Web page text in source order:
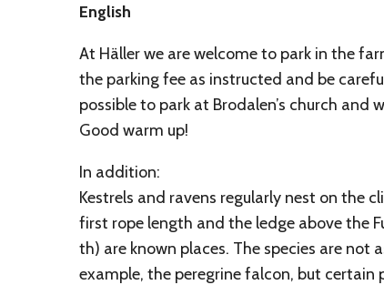
English
At Häller we are welcome to park in the
the parking fee as instructed and be
possible to park at Brodalen’s church and
Good warm up!
In addition:
Kestrels and ravens regularly nest on the
first rope length and the ledge above the
th) are known places. The species are not
example, the peregrine falcon, but